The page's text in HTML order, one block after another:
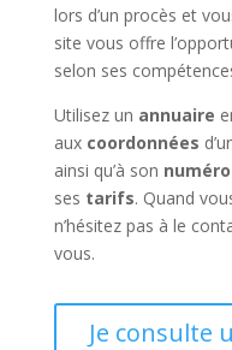
lors d’un procès et
site vous offre
selon ses
Utilisez un annuaire
aux coordonnées
ainsi qu’à son
ses tarifs. Quand
n’hésitez pas à le
vous.
Je consulte